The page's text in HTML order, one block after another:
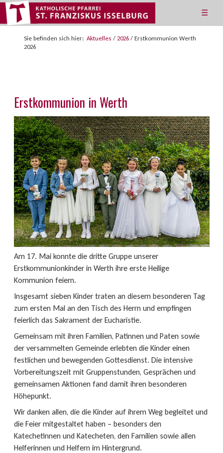
☰
Sie befinden sich hier: Aktuelles / 2026 / Erstkommunion Werth
2026
Erstkommunion in Werth
Am 17. Mai konnte die dritte Gruppe unserer
Erstkommunionkinder in Werth ihre erste Heilige
Kommunion feiern.
Insgesamt sieben Kinder traten an diesem besonderen Tag
zum ersten Mal an den Tisch des Herrn und empfingen
feierlich das Sakrament der Eucharistie.
Gemeinsam mit ihren Familien, Patinnen und Paten sowie
der versammelten Gemeinde erlebten die Kinder einen
festlichen und bewegenden Gottesdienst. Die intensive
Vorbereitungszeit mit Gruppenstunden, Gesprächen und
gemeinsamen Aktionen fand damit ihren besonderen
Höhepunkt.
Wir danken allen, die die Kinder auf ihrem Weg begleitet und
die Feier mitgestaltet haben – besonders den
Katechetinnen und Katecheten, den Familien sowie allen
Helferinnen und Helfern im Hintergrund.